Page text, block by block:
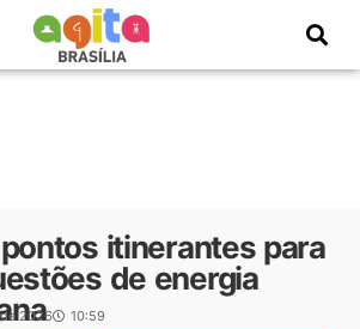
itinerantes para
de energia
2026 10:59